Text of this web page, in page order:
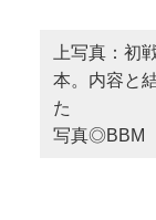
上写真：初
本。内容と
た
写真◎BBM